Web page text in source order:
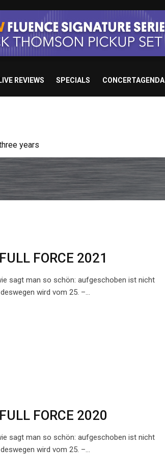
LIVE REVIEWS SPECIALS CONCERTAGENDA
Song”
FORCE 2021
sagt man so schön: aufgeschoben ist nicht
wird vom 25. –…
FORCE 2020
sagt man so schön: aufgeschoben ist nicht
wird vom 25. –…